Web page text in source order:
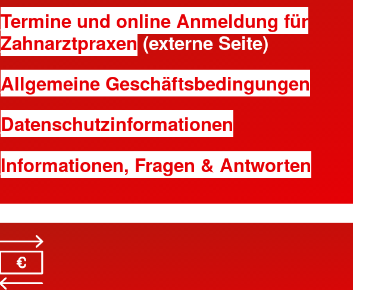
Termine und online Anmeldung für
Zahnarztpraxen(externe Seite)
Allgemeine Geschäftsbedingungen
Datenschutzinformationen
Informationen, Fragen & Antworten